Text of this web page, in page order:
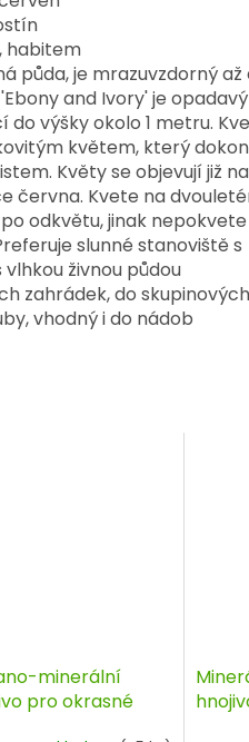
habitem
půda, je mrazuvzdorný až
and Ivory' je
výšky okolo 1 metru.
květem, který
Květy se objevují již
června. Kvete na
odkvětu, jinak
slunné stanoviště s
živnou půdou
zahrádek, do
vhodný i do nádob
minerální
pro okrasné